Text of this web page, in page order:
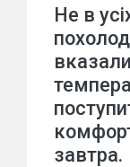
Не в
завтра.